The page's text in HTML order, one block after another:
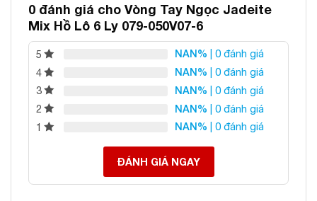
0 đánh giá cho Vòng Tay Ngọc Jadeite
Mix Hồ Lô 6 Ly 079-050V07-6
5 NAN% | 0 đánh giá
4
NAN% | 0 đánh giá
3
NAN% | 0 đánh giá
2
NAN% | 0 đánh giá
1
NAN% | 0 đánh giá
ĐÁNH GIÁ NGAY